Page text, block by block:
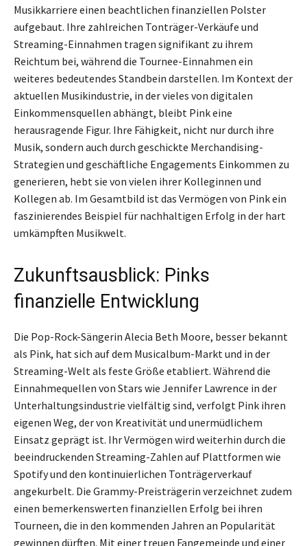
Musikkarriere einen beachtlichen finanziellen Polster
aufgebaut. Ihre zahlreichen Tonträger-Verkäufe und
Streaming-Einnahmen tragen signifikant zu ihrem
Reichtum bei, während die Tournee-Einnahmen ein
weiteres bedeutendes Standbein darstellen. Im Kontext der
aktuellen Musikindustrie, in der vieles von digitalen
Einkommensquellen abhängt, bleibt Pink eine
herausragende Figur. Ihre Fähigkeit, nicht nur durch ihre
Musik, sondern auch durch geschickte Merchandising-
Strategien und geschäftliche Engagements Einkommen zu
generieren, hebt sie von vielen ihrer Kolleginnen und
Kollegen ab. Im Gesamtbild ist das Vermögen von Pink ein
faszinierendes Beispiel für nachhaltigen Erfolg in der hart
umkämpften Musikwelt.
Zukunftsausblick: Pinks
finanzielle Entwicklung
Die Pop-Rock-Sängerin Alecia Beth Moore, besser bekannt
als Pink, hat sich auf dem Musicalbum-Markt und in der
Streaming-Welt als feste Größe etabliert. Während die
Einnahmequellen von Stars wie Jennifer Lawrence in der
Unterhaltungsindustrie vielfältig sind, verfolgt Pink ihren
eigenen Weg, der von Kreativität und unermüdlichem
Einsatz geprägt ist. Ihr Vermögen wird weiterhin durch die
beeindruckenden Streaming-Zahlen auf Plattformen wie
Spotify und den kontinuierlichen Tonträgerverkauf
angekurbelt. Die Grammy-Preisträgerin verzeichnet zudem
einen bemerkenswerten finanziellen Erfolg bei ihren
Tourneen, die in den kommenden Jahren an Popularität
gewinnen dürften. Mit einer treuen Fangemeinde und einer